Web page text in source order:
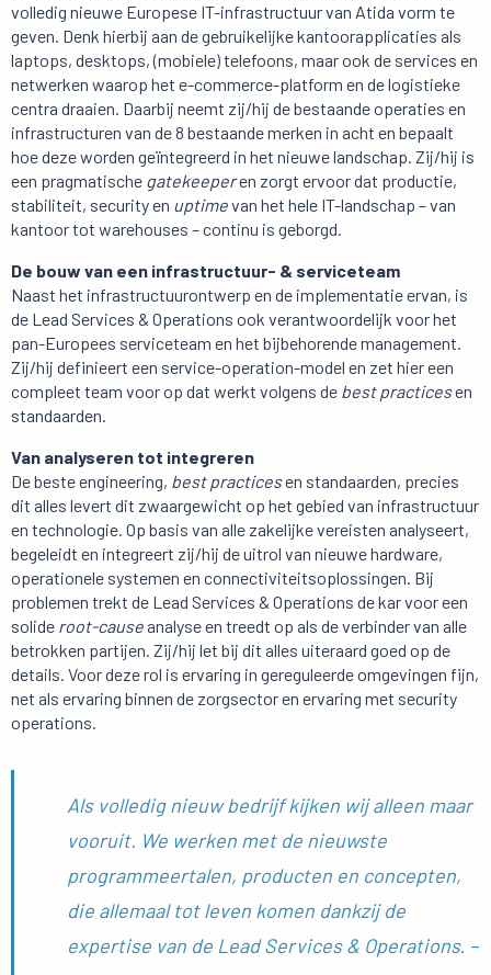
volledig nieuwe Europese IT-infrastructuur van Atida vorm te
geven. Denk hierbij aan de gebruikelijke kantoorapplicaties als
laptops, desktops, (mobiele) telefoons, maar ook de services en
netwerken waarop het e-commerce-platform en de logistieke
centra draaien. Daarbij neemt zij/hij de bestaande operaties en
infrastructuren van de 8 bestaande merken in acht en bepaalt
hoe deze worden geïntegreerd in het nieuwe landschap. Zij/hij is
een pragmatische gatekeeperen zorgt ervoor dat productie,
stabiliteit, security en uptimevan het hele IT-landschap – van
kantoor tot warehouses – continu is geborgd.
De bouw van een infrastructuur- & serviceteam
Naast het infrastructuurontwerp en de implementatie ervan, is
de Lead Services & Operations ook verantwoordelijk voor het
pan-Europees serviceteam en het bijbehorende management.
Zij/hij definieert een service-operation-model en zet hier een
compleet team voor op dat werkt volgens de best practicesen
standaarden.
Van analyseren tot integreren
De beste engineering, best practicesen standaarden, precies
dit alles levert dit zwaargewicht op het gebied van infrastructuur
en technologie. Op basis van alle zakelijke vereisten analyseert,
begeleidt en integreert zij/hij de uitrol van nieuwe hardware,
operationele systemen en connectiviteitsoplossingen. Bij
problemen trekt de Lead Services & Operations de kar voor een
solide root-cause analyse en treedt op als de verbinder van alle
betrokken partijen. Zij/hij let bij dit alles uiteraard goed op de
details. Voor deze rol is ervaring in gereguleerde omgevingen fijn,
net als ervaring binnen de zorgsector en ervaring met security
operations.
Als volledig nieuw bedrijf kijken wij alleen maar
vooruit. We werken met de nieuwste
programmeertalen, producten en concepten,
die allemaal tot leven komen dankzij de
expertise van de Lead Services & Operations. –